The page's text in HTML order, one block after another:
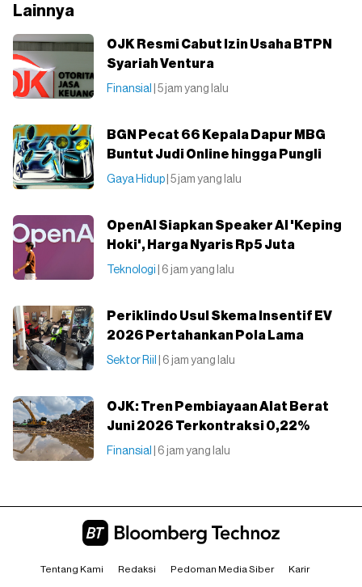
Lainnya
OJK Resmi Cabut Izin Usaha BTPN
Syariah Ventura
Finansial | 5 jam yang lalu
BGN Pecat 66 Kepala Dapur MBG
Buntut Judi Online hingga Pungli
Gaya Hidup | 5 jam yang lalu
OpenAI Siapkan Speaker AI 'Keping
Hoki', Harga Nyaris Rp5 Juta
Teknologi | 6 jam yang lalu
Periklindo Usul Skema Insentif EV
2026 Pertahankan Pola Lama
Sektor Riil | 6 jam yang lalu
OJK: Tren Pembiayaan Alat Berat
Juni 2026 Terkontraksi 0,22%
Finansial | 6 jam yang lalu
Tentang Kami Redaksi Pedoman Media Siber Karir